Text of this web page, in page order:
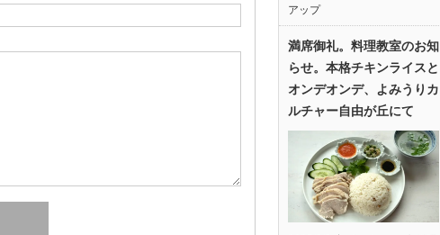
アップ
満席御礼。料理教室のお知
らせ。本格チキンライスと
オンデオンデ、よみうりカ
ルチャー自由が丘にて